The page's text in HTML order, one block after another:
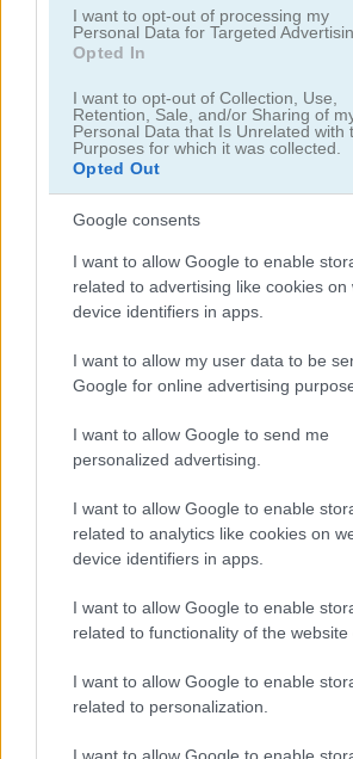
I want to opt-out of processing my
Personal Data for Targeted
Opted In
I want to opt-out of Collection, Use,
Retention, Sale, and/or Sharing of
Personal Data that Is Unrelated with
Purposes for which it was collected.
Opted Out
Google consents
I want to allow Google to enable
related to advertising like cookies on
device identifiers in apps.
I want to allow my user data to be
Google for online advertising
I want to allow Google to send me
personalized advertising.
I want to allow Google to enable
related to analytics like cookies on
device identifiers in apps.
I want to allow Google to enable
related to functionality of the website
I want to allow Google to enable
related to personalization.
trái cây
ghép hình
hợp nhất
trò chơi trực tuyến miễn phí trò chơi xếp
Video gameplay